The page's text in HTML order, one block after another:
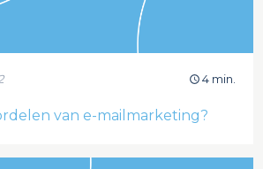
4 min.
van e-mailmarketing?